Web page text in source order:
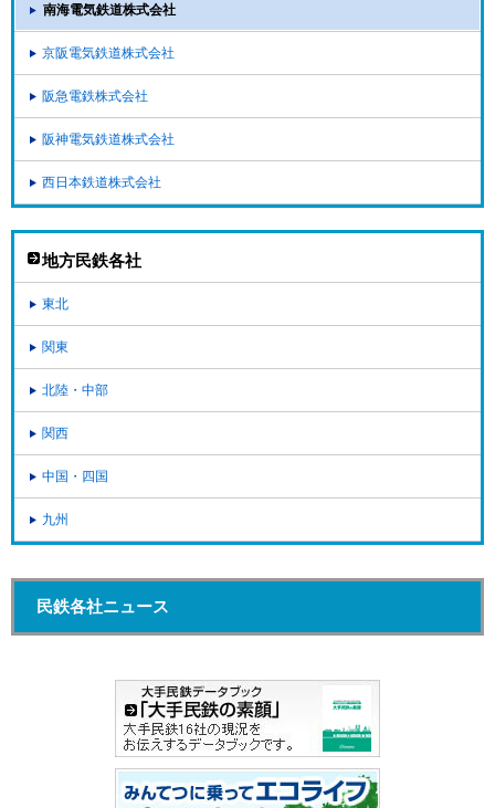
南海電気鉄道株式会社
京阪電気鉄道株式会社
阪急電鉄株式会社
阪神電気鉄道株式会社
西日本鉄道株式会社
地方民鉄各社
東北
関東
北陸・中部
関西
中国・四国
九州
民鉄各社ニュース